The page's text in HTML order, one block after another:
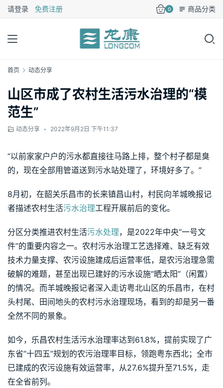
请登录 免费注册 0 商品分类
首页 动态分享
山区市成了农村生活污水治理的“模
范生”
动态分享 • 2022年9月2日 下午11:37
“以前家家户户的污水都直接往马路上排，整个村子都是臭
的，现在全部用管道送到污水站处理了，环境好多了。”
8月初，在韶关乐昌市的长来镇昌山村，村民向羊城晚报记
者描述农村生活污水治理工程开展前后的变化。
分区分类推进农村生活污水处理，是2022年中央“一号文
件”的重要内容之一。农村污水治理工艺选择难、缺乏有效
技术力量支撑、农污设施建成后运营率低，是农污治理急需
破解的难题，甚至出现已建好的污水设施“晒太阳”（闲置）
的情况。而羊城晚报记者深入走访粤北山区的乐昌市，在村
头村尾、田间地头的农村污水治理现场，看到的却是另一番
全然不同的景象。
如今，乐昌农村生活污水治理率达到61.8%，提前实现了广
东省“十四五”规划的农污治理率目标，领跑粤东西北；全市
已建成的农污设施有效运营率，从27.6%提升至71.5%，走
在全省前列。